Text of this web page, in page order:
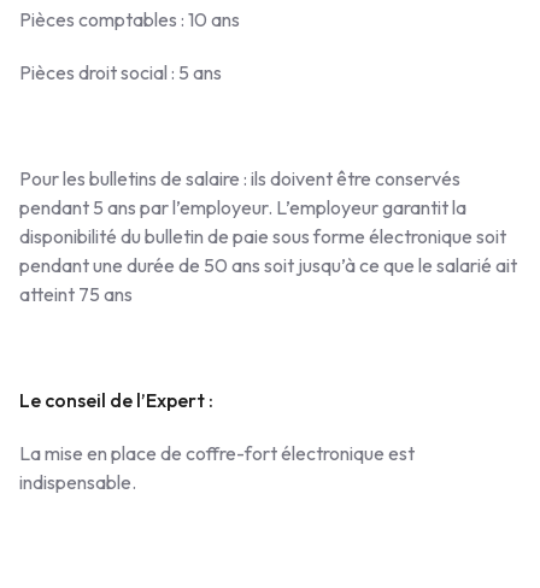
Pièces comptables : 10 ans
Pièces droit social : 5 ans
Pour les bulletins de salaire : ils doivent être conservés
pendant 5 ans par l’employeur. L’employeur garantit la
disponibilité du bulletin de paie sous forme électronique soit
pendant une durée de 50 ans soit jusqu’à ce que le salarié ait
atteint 75 ans
Le conseil de l’Expert :
La mise en place de coffre-fort électronique est
indispensable.